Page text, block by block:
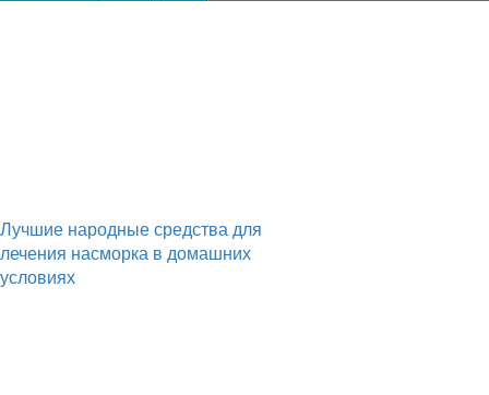
Лучшие народные средства для
лечения насморка в домашних
условиях